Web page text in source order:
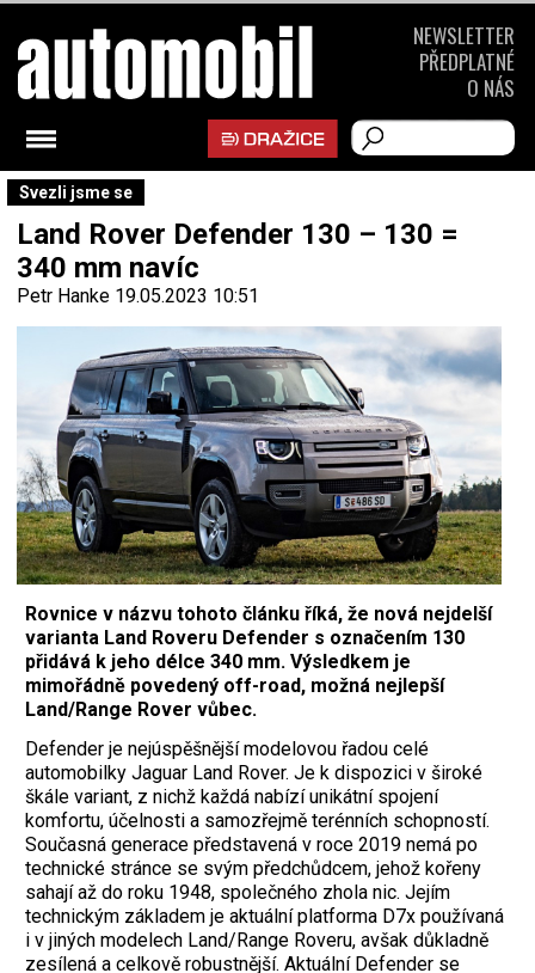
Svezli jsme se
Land Rover Defender 130 – 130 =
340 mm navíc
Petr Hanke 19.05.2023 10:51
Rovnice v názvu tohoto článku říká, že nová nejdelší
varianta Land Roveru Defender s označením 130
přidává k jeho délce 340 mm. Výsledkem je
mimořádně povedený off-road, možná nejlepší
Land/Range Rover vůbec.
Defender je nejúspěšnější modelovou řadou celé
automobilky Jaguar Land Rover. Je k dispozici v široké
škále variant, z nichž každá nabízí unikátní spojení
komfortu, účelnosti a samozřejmě terénních schopností.
Současná generace představená v roce 2019 nemá po
technické stránce se svým předchůdcem, jehož kořeny
sahají až do roku 1948, společného zhola nic. Jejím
technickým základem je aktuální platforma D7x používaná
i v jiných modelech Land/Range Roveru, avšak důkladně
zesílená a celkově robustnější. Aktuální Defender se
NEWSLETTER
PŘEDPLATNÉ
O NÁS